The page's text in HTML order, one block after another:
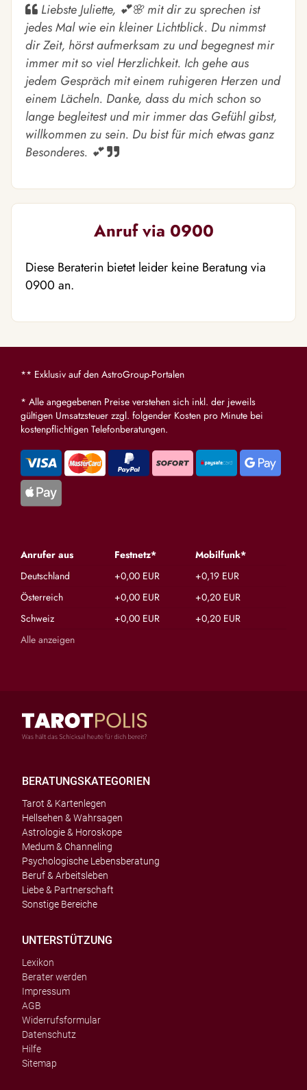
Liebste Juliette, 💕🌸 mit dir zu sprechen ist
jedes Mal wie ein kleiner Lichtblick. Du nimmst
dir Zeit, hörst aufmerksam zu und begegnest mir
immer mit so viel Herzlichkeit. Ich gehe aus
jedem Gespräch mit einem ruhigeren Herzen und
einem Lächeln. Danke, dass du mich schon so
lange begleitest und mir immer das Gefühl gibst,
willkommen zu sein. Du bist für mich etwas ganz
Besonderes. 💕
Anruf via 0900
Diese Beraterin bietet leider keine Beratung via
0900 an.
** Exklusiv auf den AstroGroup-Portalen
* Alle angegebenen Preise verstehen sich inkl. der jeweils
gültigen Umsatzsteuer zzgl. folgender Kosten pro Minute bei
kostenpflichtigen Telefonberatungen.
Anrufer aus Festnetz*
Mobilfunk*
Deutschland
+0,00 EUR
+0,19 EUR
Österreich
+0,00 EUR
+0,20 EUR
Schweiz
+0,00 EUR
+0,20 EUR
Alle anzeigen
BERATUNGSKATEGORIEN
Tarot & Kartenlegen
Hellsehen & Wahrsagen
Astrologie & Horoskope
Medum & Channeling
Psychologische Lebensberatung
Beruf & Arbeitsleben
Liebe & Partnerschaft
Sonstige Bereiche
UNTERSTÜTZUNG
Lexikon
Berater werden
Impressum
AGB
Widerrufsformular
Datenschutz
Hilfe
Sitemap